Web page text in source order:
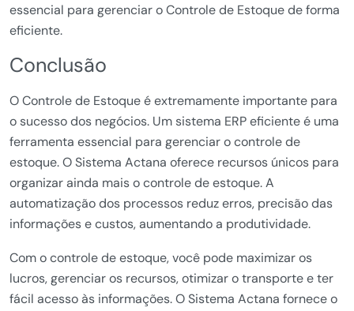
essencial para gerenciar o Controle de Estoque de forma
eficiente.
Conclusão
O Controle de Estoque é extremamente importante para
o sucesso dos negócios. Um sistema ERP eficiente é uma
ferramenta essencial para gerenciar o controle de
estoque. O Sistema Actana oferece recursos únicos para
organizar ainda mais o controle de estoque. A
automatização dos processos reduz erros, precisão das
informações e custos, aumentando a produtividade.
Com o controle de estoque, você pode maximizar os
lucros, gerenciar os recursos, otimizar o transporte e ter
fácil acesso às informações. O Sistema Actana fornece o